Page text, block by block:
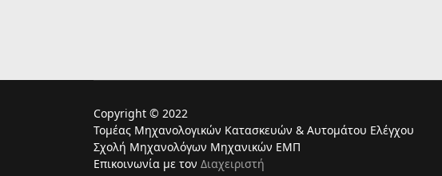
Copyright © 2022
Τομέας Μηχανολογικών Κατασκευών & Αυτομάτου Ελέγχου
Σχολή Μηχανολόγων Μηχανικών ΕΜΠ
Επικοινωνία με τον Διαχειριστή